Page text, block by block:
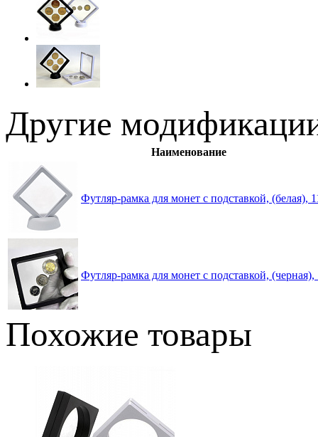
Другие
Наименование
Футляр-рамка для монет с подставкой, (белая),
Футляр-рамка для монет с подставкой,
Похожие товары